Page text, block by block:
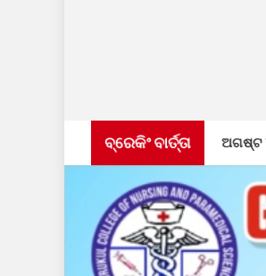
ବ୍ରେକିଂ ବାର୍ତ୍ତା
ପ୍ରସଙ୍ଗ: ଅଗଷ୍ଟ ୪ରୁ ଚାଲିଛି ଅସଙ୍ଗତି